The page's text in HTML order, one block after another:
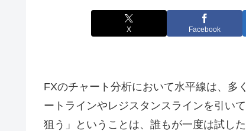
X Facebook
FXのチャート分析において水平線は、多
ートラインやレジスタンスラインを引い
狙う」ということは、誰もが一度は試し